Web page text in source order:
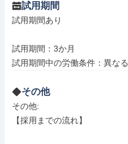
試用期間
試用期間あり
試用期間：3か月
試用期間中の労働条件：異なる
その他
その他:
【採用までの流れ】